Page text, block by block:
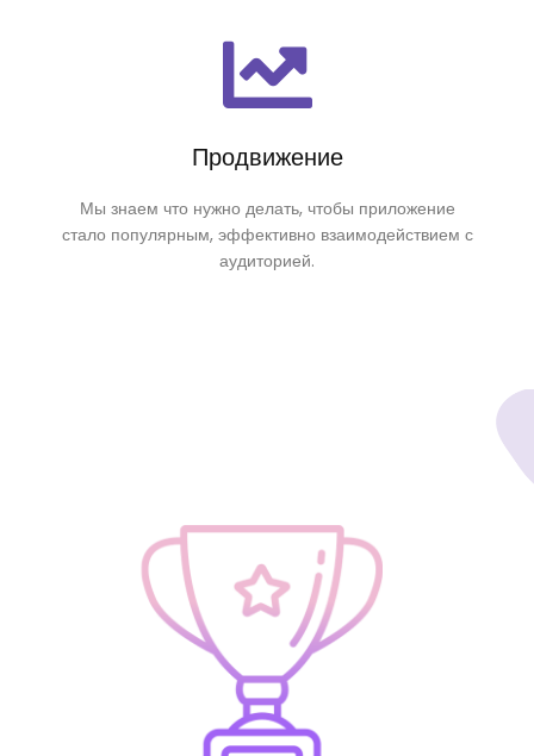
Продвижение
Мы знаем что нужно делать, чтобы приложение
стало популярным, эффективно взаимодействием с
аудиторией.